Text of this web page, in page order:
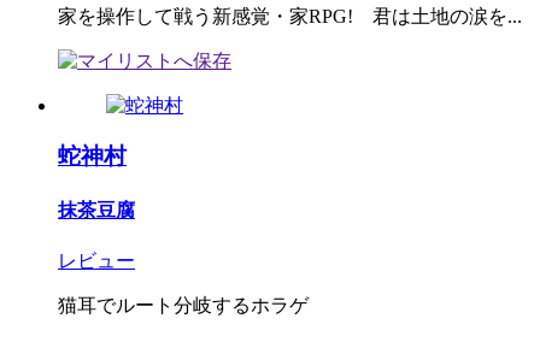
家を操作して戦う新感覚・家RPG! 君は土地の涙を...
蛇神村
抹茶豆腐
レビュー
猫耳でルート分岐するホラゲ